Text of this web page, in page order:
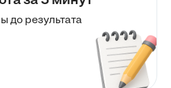
до результата